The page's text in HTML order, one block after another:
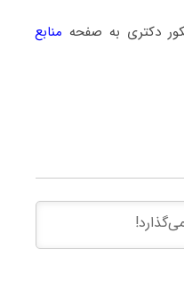
دکتری به صفحه منابع